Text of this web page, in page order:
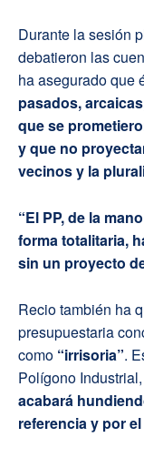
Durante la sesión
debatieron las
ha asegurado que
pasados,
que se
y que no
vecinos y la
“El PP, de la
forma totalitaria,
sin un proyecto
Recio también ha
presupuestaria
como “irrisoria”.
Polígono Industrial,
acabará
referencia y por